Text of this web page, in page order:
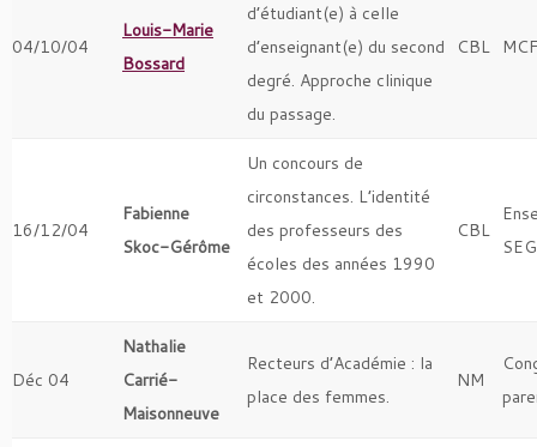
04/10/04
Louis-Marie
Bossard
d’étudiant(e) à celle
d’enseignant(e) du second
degré. Approche clinique
du passage.
CBL
16/12/04
Fabienne
Skoc-Gérôme
Un concours de
circonstances. L’identité
des professeurs des
écoles des années 1990
et 2000.
CBL
Déc 04
Nathalie
Carrié-
Maisonneuve
Recteurs d’Académie : la
place des femmes.
NM